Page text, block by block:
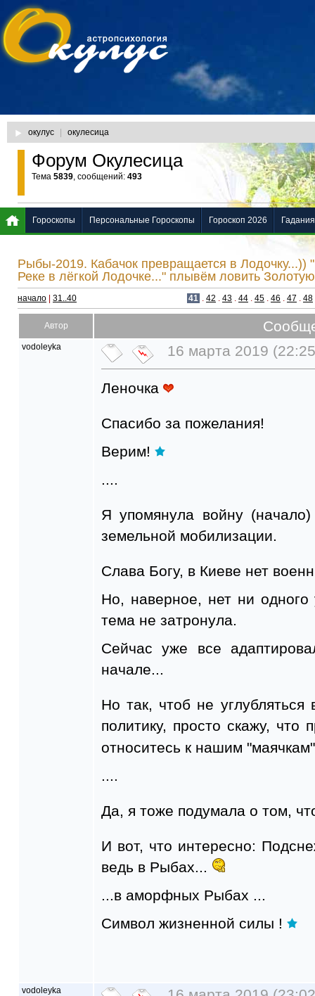
окулус окулесица
Форум Окулесица
Тема 5839, сообщений: 493
Рыбы-2019. Кабачок превращается в Лодочку...))
Реке в лёгкой Лодочке..." плывём ловить
начало 31..40 41 . 42 . 43 . 44 . 45 . 46 . 47 . 48
Автор
vodoleyka 16 марта 2019
Леночка
Спасибо за пожелания!
Верим!
....
Я упомянула войну
земельной мобилизации.
Слава Богу, в Киеве нет
Но, наверное, нет ни одного
тема не затронула.
Сейчас уже все
начале...
Но так, чтоб не
политику, просто скажу,
относитесь к нашим
....
Да, я тоже подумала о том,
И вот, что интересно:
ведь в Рыбах...
...в аморфных Рыбах ...
Символ жизненной силы !
vodoleyka
Гороскопы Персональные Гороскопы Гороскоп 2026 Гадания